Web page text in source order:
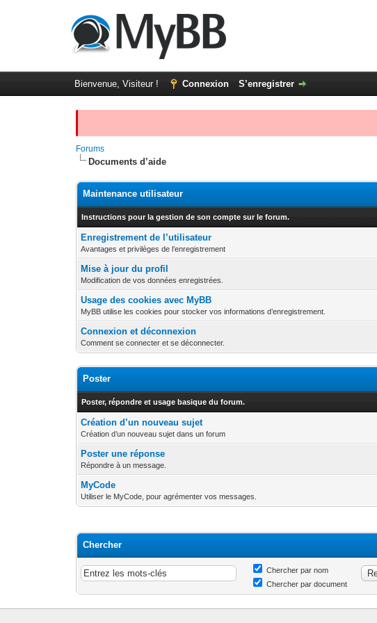
Bienvenue, Visiteur ! Connexion S’enregistrer
Forums
Documents d’aide
Maintenance utilisateur
Instructions pour la gestion de son compte sur le forum.
Enregistrement de l’utilisateur
Avantages et privilèges de l’enregistrement
Mise à jour du profil
Modification de vos données enregistrées.
Usage des cookies avec MyBB
MyBB utilise les cookies pour stocker vos informations d’enregistrement.
Connexion et déconnexion
Comment se connecter et se déconnecter.
Poster
Poster, répondre et usage basique du forum.
Création d’un nouveau sujet
Création d’un nouveau sujet dans un forum
Poster une réponse
Répondre à un message.
MyCode
Utiliser le MyCode, pour agrémenter vos messages.
Chercher
Chercher par nom
Chercher par document